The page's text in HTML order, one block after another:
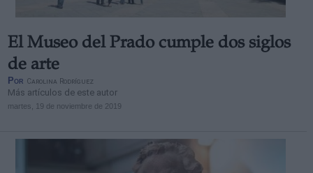
El Museo del Prado cumple dos siglos
de arte
Por Carolina Rodríguez
Más artículos de este autor
martes, 19 de noviembre de 2019